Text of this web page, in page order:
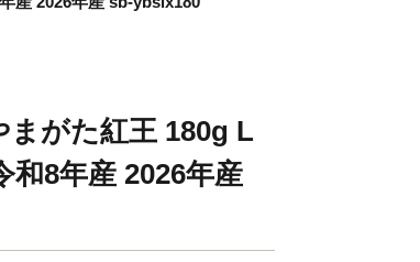
がた紅王 180g L
和8年産 2026年産